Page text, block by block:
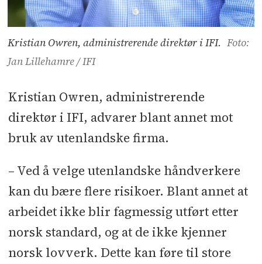
Kristian Owren, administrerende direktør i IFI. Foto:
Jan Lillehamre / IFI
Kristian Owren, administrerende
direktør i IFI, advarer blant annet mot
bruk av utenlandske firma.
– Ved å velge utenlandske håndverkere
kan du bære flere risikoer. Blant annet at
arbeidet ikke blir fagmessig utført etter
norsk standard, og at de ikke kjenner
norsk lovverk. Dette kan føre til store